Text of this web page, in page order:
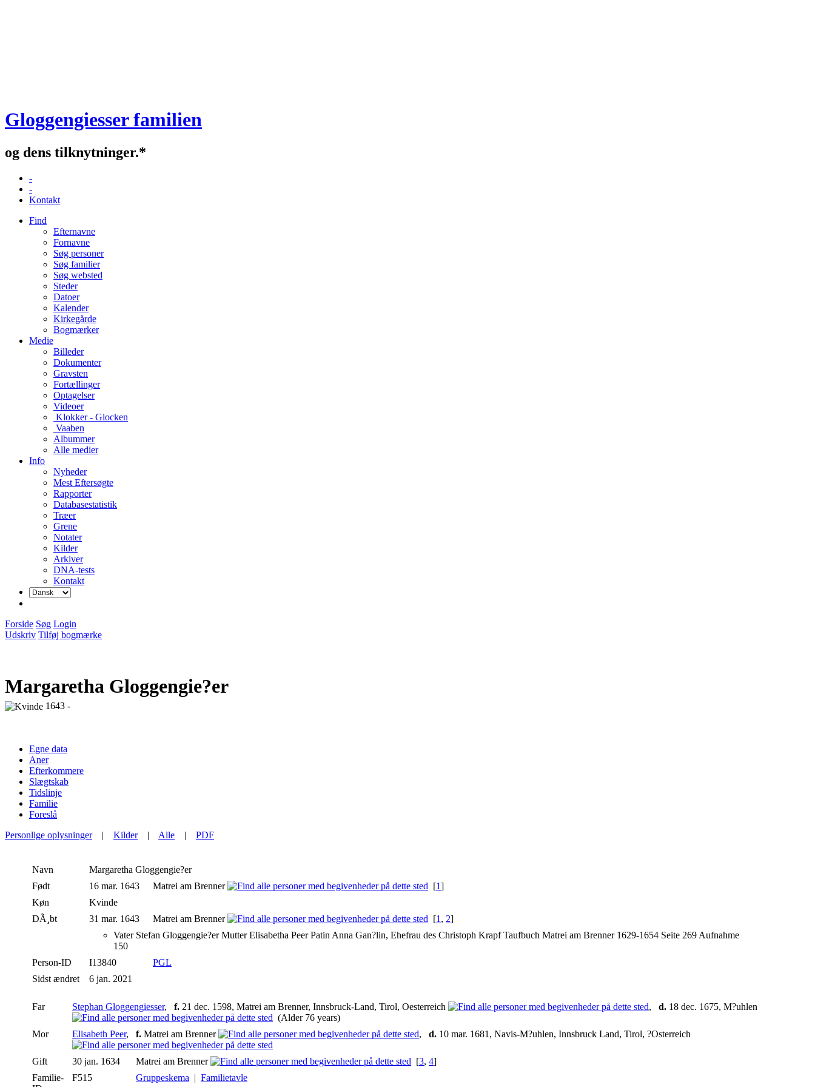
Gloggengiesser familien
og dens tilknytninger.*
-
-
Kontakt
Find
Efternavne
Fornavne
Søg personer
Søg familier
Søg websted
Steder
Datoer
Kalender
Kirkegårde
Bogmærker
Medie
Billeder
Dokumenter
Gravsten
Fortællinger
Optagelser
Videoer
Klokker - Glocken
Vaaben
Albummer
Alle medier
Info
Nyheder
Mest Eftersøgte
Rapporter
Databasestatistik
Træer
Grene
Notater
Kilder
Arkiver
DNA-tests
Kontakt
Forside Søg Login
Udskriv Tilføj bogmærke
Margaretha Gloggengie?er
1643 -
Egne data
Aner
Efterkommere
Slægtskab
Tidslinje
Familie
Foreslå
Personlige oplysninger| Kilder| Alle | PDF
Navn Margaretha Gloggengie?er
Født
16 mar. 1643 Matrei am Brenner [1]
Køn
Kvinde
DÃ¸bt
31 mar. 1643 Matrei am Brenner [1 , 2]
Vater Stefan Gloggengie?er Mutter Elisabetha Peer Patin Anna Gan?lin, Ehefrau des Christoph Krapf Taufbuch Matrei am Brenner 1629-1654 Seite 269 Aufnahme
150
Person-ID
I13840
PGL
Sidst ændret
6 jan. 2021
Far Stephan Gloggengiesser, f. 21 dec. 1598, Matrei am Brenner, Innsbruck-Land, Tirol, Oesterreich , d. 18 dec. 1675, M?uhlen
(Alder 76 years)
Mor
Elisabeth Peer, f. Matrei am Brenner , d. 10 mar. 1681, Navis-M?uhlen, Innsbruck Land, Tirol, ?Osterreich
Gift 30 jan. 1634 Matrei am Brenner [3, 4]
Familie-
F515 Gruppeskema | Familietavle